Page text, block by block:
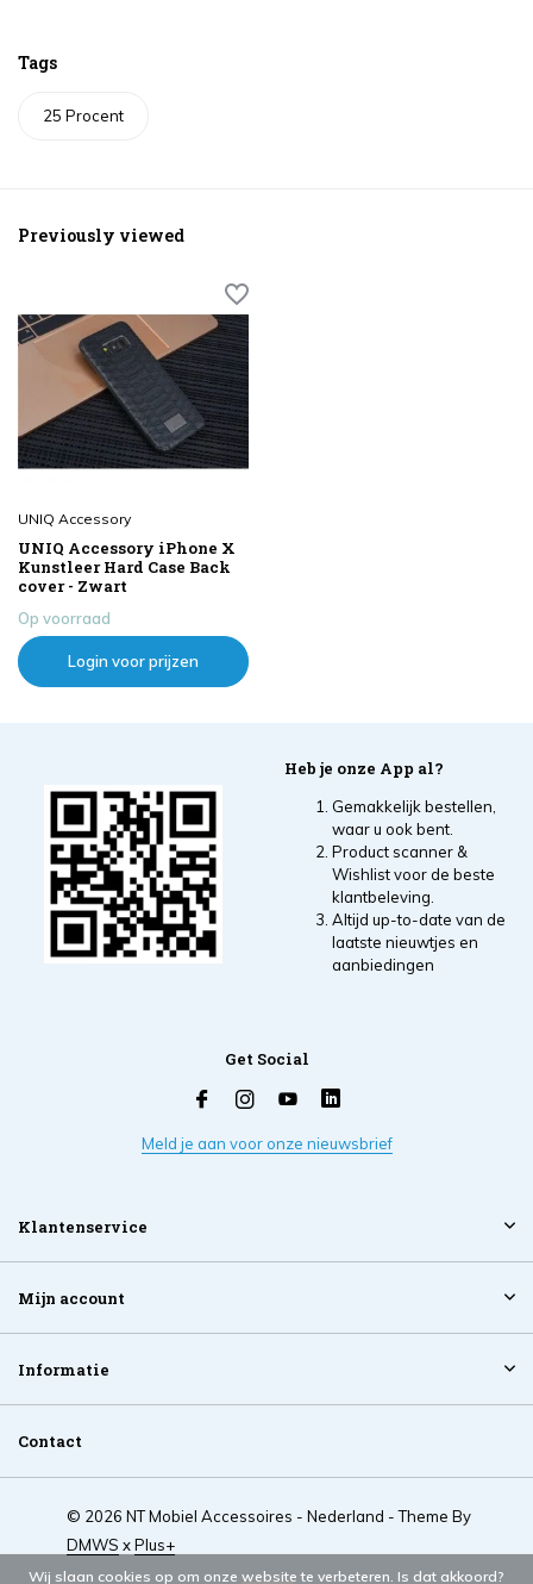
Tags
25 Procent
Previously viewed
UNIQ Accessory
UNIQ Accessory iPhone X
Kunstleer Hard Case Back
cover - Zwart
Op voorraad
Login voor prijzen
Heb je onze App al?
Gemakkelijk bestellen,
waar u ook bent.
Product scanner &
Wishlist voor de beste
klantbeleving.
Altijd up-to-date van de
laatste nieuwtjes en
aanbiedingen
Get Social
Meld je aan voor onze nieuwsbrief
Klantenservice
Mijn account
Informatie
Contact
© 2026 NT Mobiel Accessoires - Nederland - Theme By
DMWS xPlus+
Wij slaan cookies op om onze website te verbeteren. Is dat akkoord?